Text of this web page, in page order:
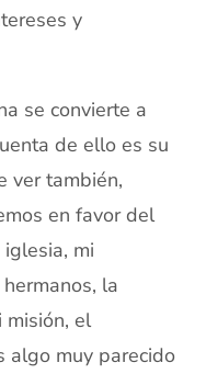
y
se convierte a
de ello es su
ver también,
en favor del
mi
la
misión, el
algo muy parecido